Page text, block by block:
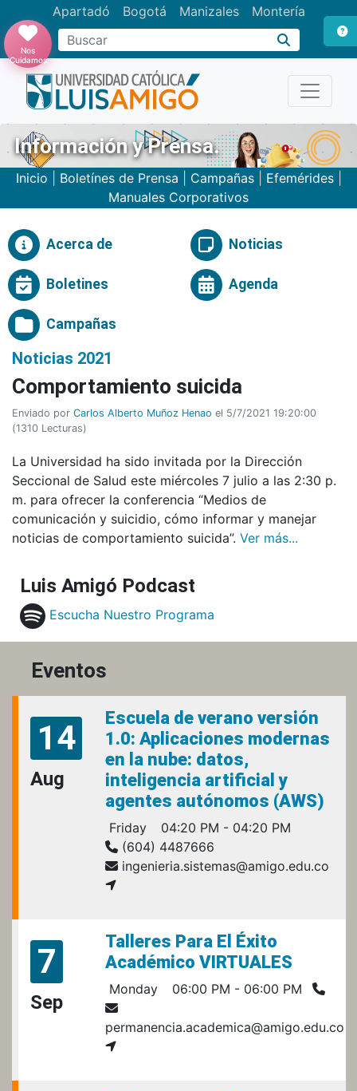
Apartadó Bogotá Manizales Montería
Buscar
Nos
Cuidamos
Información y Prensa.
Inicio Boletínes de Prensa Campañas| Efemérides|
Manuales Corporativos
Acerca de Noticias
Boletines Agenda
Campañas
Noticias 2021
Comportamiento suicida
Enviado por Carlos Alberto Muñoz Henao el 5/7/2021 19:20:00
(1310 Lecturas)
La Universidad ha sido invitada por la Dirección
Seccional de Salud este miércoles 7 julio a las 2:30 p.
m. para ofrecer la conferencia “Medios de
comunicación y suicidio, cómo informar y manejar
noticias de comportamiento suicida”. Ver más...
Luis Amigó Podcast
Escucha Nuestro Programa
Eventos
14
Aug
Escuela de verano versión
1.0: Aplicaciones modernas
en la nube: datos,
inteligencia artificial y
agentes autónomos (AWS)
Friday
04:20 PM - 04:20 PM
(604) 4487666
ingenieria.sistemas@amigo.edu.co
7
Sep
Talleres Para El Éxito
Académico VIRTUALES
Monday 06:00 PM - 06:00 PM
permanencia.academica@amigo.edu.co